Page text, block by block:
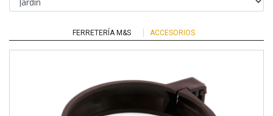
FERRETERÍA M&S ACCESORIOS